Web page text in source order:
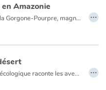
Amazonie
Bienvenue à bord de la Gorgone-Pourpre, magnifique trois-mâts qui parcourt les mers du globe. Son équipage de jeunes marins intrépides part en mission pour aider à la sauvegarde de la planète. Premier défi pour nos aventuriers : cap sur la grande forêt amazonienne où sévit un trafic d’animaux qui met en danger des colonies entières de petits singes. Tallulah, Alice et Hugo sont bien déterminés à en découdre avec les impitoyables contrebandiers... avec l’aide indéfectible de Cap’tain Génial ! …
Ce merveilleux conte écologique raconte les aventures de Gaya, une petite fille curieuse qui cherche à comprendre pourquoi le puits près de la maison de son grand-père est à sec. À qui est-ce la faute ? Afin d’obtenir une réponse, Gaya explore la forêt environnante et interroge un chêne centenaire, un écureuil outré, un Grand duc très digne et un castor affairé. Chacun pointe du doigt son voisin ! Mais son grand-père et un almanach aussi vieux que lui vont l’aider dans sa quête. Des illustrations poétiques et des chansons tendres et espiègles accompagnent avec force ce récit optimiste, qui nous invite à croire que tous les recommencements sont possibles. …